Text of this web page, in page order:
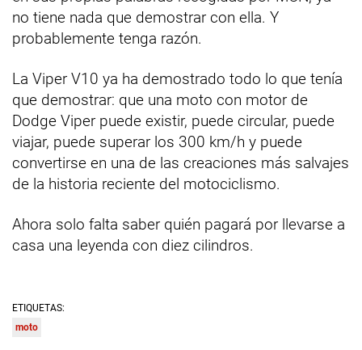
no tiene nada que demostrar con ella. Y
probablemente tenga razón.
La Viper V10 ya ha demostrado todo lo que tenía
que demostrar: que una moto con motor de
Dodge Viper puede existir, puede circular, puede
viajar, puede superar los 300 km/h y puede
convertirse en una de las creaciones más salvajes
de la historia reciente del motociclismo.
Ahora solo falta saber quién pagará por llevarse a
casa una leyenda con diez cilindros.
ETIQUETAS:
moto